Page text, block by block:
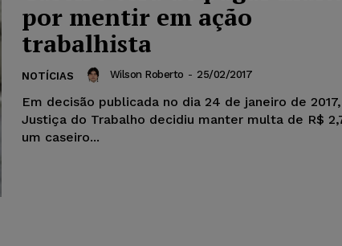
por mentir em ação
trabalhista
NOTÍCIAS Wilson Roberto - 25/02/2017
Em decisão publicada no dia 24 de janeiro de
Justiça do Trabalho decidiu manter multa de R$
um caseiro...